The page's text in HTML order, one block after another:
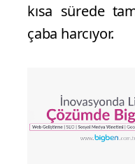
kısa sürede
çaba harcıyor.